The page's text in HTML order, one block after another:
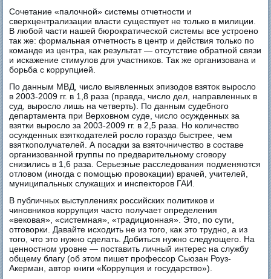
Сочетание «палочной» системы отчетности и
сверхцентрализации власти существует не только в милиции.
В любой части нашей бюрократической системы все устроено
так же: формальная отчетность в центр и действия только по
команде из центра, как результат — отсутствие обратной связи
и искажение стимулов для участников. Так же организована и
борьба с коррупцией.
По данным МВД, число выявленных эпизодов взяток выросло
в 2003-2009 гг. в 1,8 раза (правда, число дел, направленных в
суд, выросло лишь на четверть). По данным судебного
департамента при Верховном суде, число осужденных за
взятки выросло за 2003-2009 гг. в 2,5 раза. Но количество
осужденных взяткодателей росло гораздо быстрее, чем
взяткополучателей. А посадки за взяточничество в составе
организованной группы по предварительному сговору
снизились в 1,6 раза. Серьезные расследования подменяются
отловом (иногда с помощью провокации) врачей, учителей,
муниципальных служащих и инспекторов ГАИ.
В публичных выступлениях российских политиков и
чиновников коррупция часто получает определения
«вековая», «системная», «традиционная». Это, по сути,
отговорки. Давайте исходить не из того, как это трудно, а из
того, что это нужно сделать. Добиться нужно следующего. На
ценностном уровне — поставить личный интерес на службу
общему благу (об этом пишет профессор Сьюзан Роуз-
Акерман, автор книги «Коррупция и государство»).